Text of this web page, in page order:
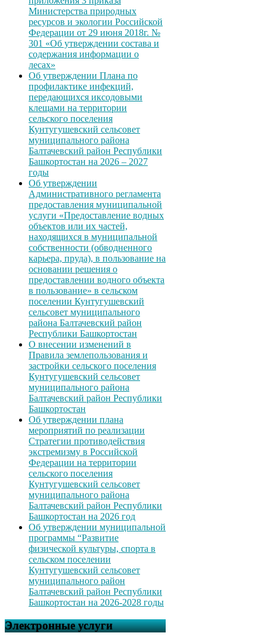
Министерства природных
ресурсов и экологии Российской
Федерации от 29 июня 2018г. №
301 «Об утверждении состава и
содержания информации о
лесах»
Об утверждении Плана по
профилактике инфекций,
передающихся иксодовыми
клещами на территории
сельского поселения
Кунтугушевский сельсовет
муниципального района
Балтачевский район Республики
Башкортостан на 2026 – 2027
годы
Об утверждении
Административного регламента
предоставления муниципальной
услуги «Предоставление водных
объектов или их частей,
находящихся в муниципальной
собственности (обводненного
карьера, пруда), в пользование на
основании решения о
предоставлении водного объекта
в пользование» в сельском
поселении Кунтугушевский
сельсовет муниципального
района Балтачевский район
Республики Башкортостан
О внесении изменений в
Правила землепользования и
застройки сельского поселения
Кунтугушевский сельсовет
муниципального района
Балтачевский район Республики
Башкортостан
Об утверждении плана
мероприятий по реализации
Стратегии противодействия
экстремизму в Российской
Федерации на территории
сельского поселения
Кунтугушевский сельсовет
муниципального района
Балтачевский район Республики
Башкортостан на 2026 год
Об утверждении муниципальной
программы “Развитие
физической культуры, спорта в
сельском поселении
Кунтугушевский сельсовет
муниципального район
Балтачевский район Республики
Башкортостан на 2026-2028 годы
Электронные услуги